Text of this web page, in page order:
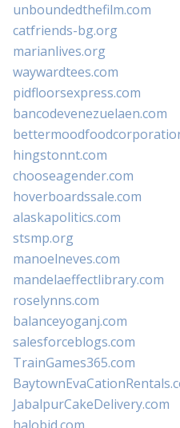
unboundedthefilm.com
catfriends-bg.org
marianlives.org
waywardtees.com
pidfloorsexpress.com
bancodevenezuelaen.com
hingstonnt.com
chooseagender.com
hoverboardssale.com
alaskapolitics.com
stsmp.org
manoelneves.com
mandelaeffectlibrary.com
roselynns.com
balanceyoganj.com
salesforceblogs.com
TrainGames365.com
JabalpurCakeDelivery.com